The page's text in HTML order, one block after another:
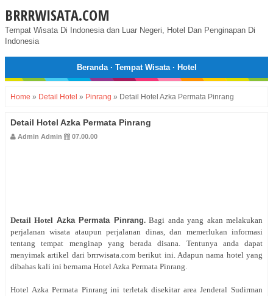
BRRRWISATA.COM
Tempat Wisata Di Indonesia dan Luar Negeri, Hotel Dan Penginapan Di
Indonesia
Beranda· Tempat Wisata· Hotel
Home » Detail Hotel » Pinrang » Detail Hotel Azka Permata Pinrang
Detail Hotel Azka Permata Pinrang
Admin Admin 07.00.00
Detail Hotel Azka Permata Pinrang.Bagi anda yang akan melakukan
perjalanan wisata ataupun perjalanan dinas, dan memerlukan informasi
tentang tempat menginap yang berada disana. Tentunya anda dapat
menyimak artikel dari brrrwisata.com berikut ini. Adapun nama hotel yang
dibahas kali ini bernama Hotel Azka Permata Pinrang.
Hotel Azka Permata Pinrang ini terletak disekitar areaJenderalSudirman